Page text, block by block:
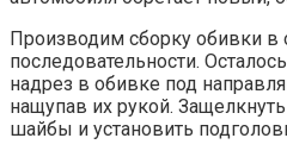
Производим сборку обивки в
последовательности.
надрез в обивке под
нащупав их рукой.
шайбы и установить